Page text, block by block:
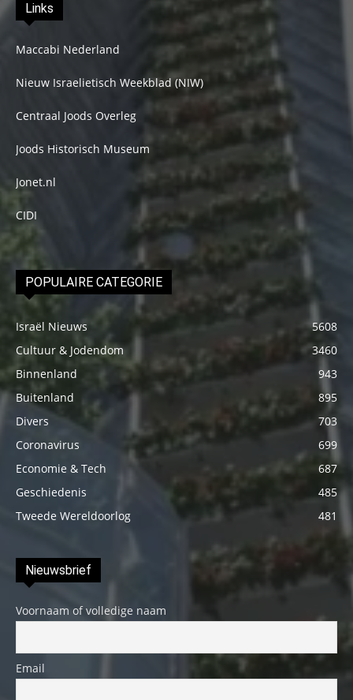
Links
Maccabi Nederland
Nieuw Israelietisch Weekblad (NIW)
Centraal Joods Overleg
Joods Historisch Museum
Jonet.nl
CIDI
POPULAIRE CATEGORIE
Israël Nieuws
5608
Cultuur & Jodendom
3460
Binnenland
943
Buitenland
895
Divers
703
Coronavirus
699
Economie & Tech
687
Geschiedenis
485
Tweede Wereldoorlog
481
Nieuwsbrief
Voornaam of volledige naam
Email